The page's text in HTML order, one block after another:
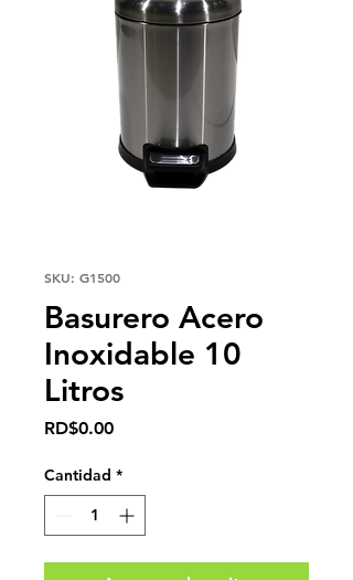
SKU: G1500
Basurero Acero
Inoxidable 10
Litros
RD$0.00Precio
Cantidad *